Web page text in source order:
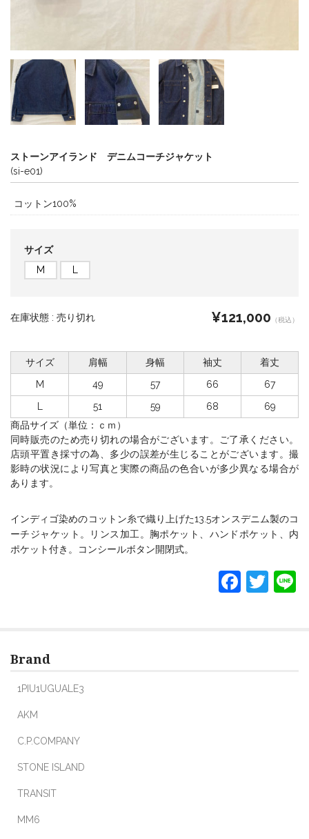
ストーンアイランド デニムコーチジャケット
(si-e01)
コットン100%
サイズ
M
在庫状態 : 売り切れ ¥121,000 （税込）
サイズ 肩幅 身幅 袖丈
着丈
M
49 57 66
67
51 59 68
69
商品サイズ（単位：ｃｍ）
同時販売のため売り切れの場合がございます。ご了承ください。
店頭平置き採寸の為、多少の誤差が生じることがございます。撮
影時の状況により写真と実際の商品の色合いが多少異なる場合が
あります。
インディゴ染めのコットン糸で織り上げた13.5オンスデニム製のコ
ーチジャケット。リンス加工。胸ポケット、ハンドポケット、内
ポケット付き。コンシールボタン開閉式。
F T
Brand
1PIU1UGUALE3
AKM
C.P.COMPANY
STONE ISLAND
TRANSIT
MM6